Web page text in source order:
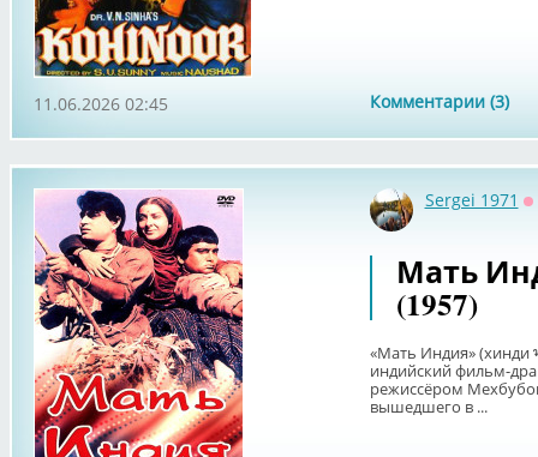
Комментарии (3)
11.06.2026 02:45
Sergei 1971
Мать
(1957)
«Мать Индия» (хинди
индийский фильм-
режиссёром
вышедшего в ...